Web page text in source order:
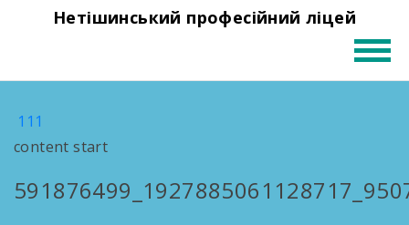
Нетішинський професійний ліцей
111
content start